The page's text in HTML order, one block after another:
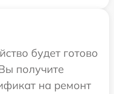
будет готово
получите
на ремонт